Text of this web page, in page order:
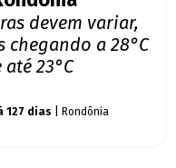
devem variar,
chegando a 28°C
23°C
127 dias | Rondônia